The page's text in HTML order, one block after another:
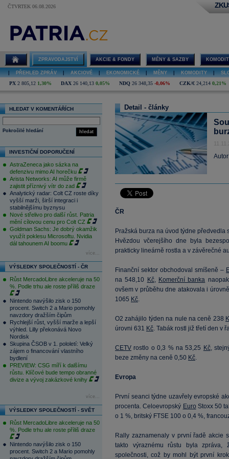
ČTVRTEK 06.08.2026
ZPRAVODAJSTVÍ AKCIE & FONDY MĚNY & SAZBY
PŘEHLED ZPRÁV AKCIOVÉ EKONOMICKÉ MĚNY KOMODITY
PX 2 805,12 1,30% DAX 26 140,13 0,05% NDQ 26 348,35 -0,06% CZK/€ 24,214 0,21%
HLEDAT V KOMENTÁŘÍCH
hledat
Pokročilé hledání
INVESTIČNÍ DOPORUČENÍ
AstraZeneca jako sázka na
defenzivu mimo AI horečku
Arista Networks: AI může firmě
zajistit příznivý vítr do zad
Analytický radar: Colt CZ roste díky
vyšší marži, širší integraci i
stabilnějšímu byznysu
Nové střelivo pro další růst. Patria
mění cílovou cenu pro Colt CZ
Goldman Sachs: Je dobrý okamžik
využít poklesu Microsoftu. Nvidia
dál tahounem AI boomu
více...
VÝSLEDKY SPOLEČNOSTÍ - ČR
Růst MercadoLibre akceleruje na 50
%. Podle trhu ale roste příliš draze
Nintendo navýšilo zisk o 150
procent. Switch 2 a Mario pomohly
navzdory dražším čipům
Rychlejší růst, vyšší marže a lepší
výhled. Lilly překonává Novo
Nordisk
Skupina ČSOB v 1. pololetí: Velký
zájem o financování vlastního
bydlení
PREVIEW: CSG míří k dalšímu
růstu. Klíčové bude tempo obranné
divize a vývoj zakázkové knihy
více...
VÝSLEDKY SPOLEČNOSTÍ - SVĚT
Růst MercadoLibre akceleruje na 50
%. Podle trhu ale roste příliš draze
Nintendo navýšilo zisk o 150
procent. Switch 2 a Mario pomohly
Detail - články
ČR
Pražská burza na úvod týdne
Hvězdou včerejšího dne byla
prakticky lineárně rostla a v závěrečné
Finanční sektor obchodoval smíšeně –
na 548,10 Kč, Komerční banka
ovšem v průběhu dne atakovala i
1065 Kč.
O2 zahájilo týden na nule na ceně 238
úrovni 631 Kč. Tabák rostl již třetí den v
CETV rostlo o 0,3 % na 53,25 Kč,
beze změny na ceně 0,50 Kč.
Evropa
První seanci týdne uzavřely evropské
procenta. Celoevropský Euro Stoxx 50
o 1 %, britský FTSE 100 o 0,4 %,
Rally zaznamenaly v první řadě akcie
takto výraznému růstu byla zpráva,
společnosti, což by mohl být první